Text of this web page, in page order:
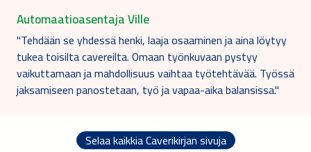
Automaatioasentaja Ville
"Tehdään se yhdessä henki, laaja osaaminen ja aina löytyy
tukea toisilta cavereilta. Omaan työnkuvaan pystyy
vaikuttamaan ja mahdollisuus vaihtaa työtehtävää. Työssä
jaksamiseen panostetaan, työ ja vapaa-aika balansissa."
Selaa kaikkia Caverikirjan sivuja